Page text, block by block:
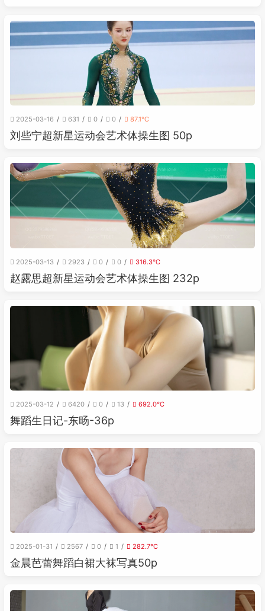
2025-03-16 631 0 0 87.1℃
刘些宁超新星运动会艺术体操生图 50p
2025-03-13 2923 0 0 316.3℃
赵露思超新星运动会艺术体操生图 232p
2025-03-12 6420 0 13 692.0℃
舞蹈生日记-东旸-36p
2025-01-31 2567 0 1 282.7℃
金晨芭蕾舞蹈白裙大袜写真50p